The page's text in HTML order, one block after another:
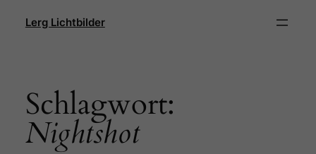
Lerg Lichtbilder
Schlagwort:
Nightshot